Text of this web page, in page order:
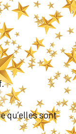
qu’elles sont